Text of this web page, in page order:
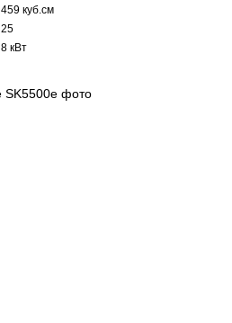
459 куб.см
25
8 кВт